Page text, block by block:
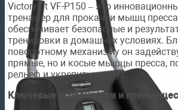
VictoryFit VF-P150 – это
тренажер для прокачки мышц
обеспечивает безопасные и
тренировки в домашних условиях.
поворотному механизму он
прямые, но и косые мышцы пресса,
рельеф и укрепить корпус.
Ключевые особенности и